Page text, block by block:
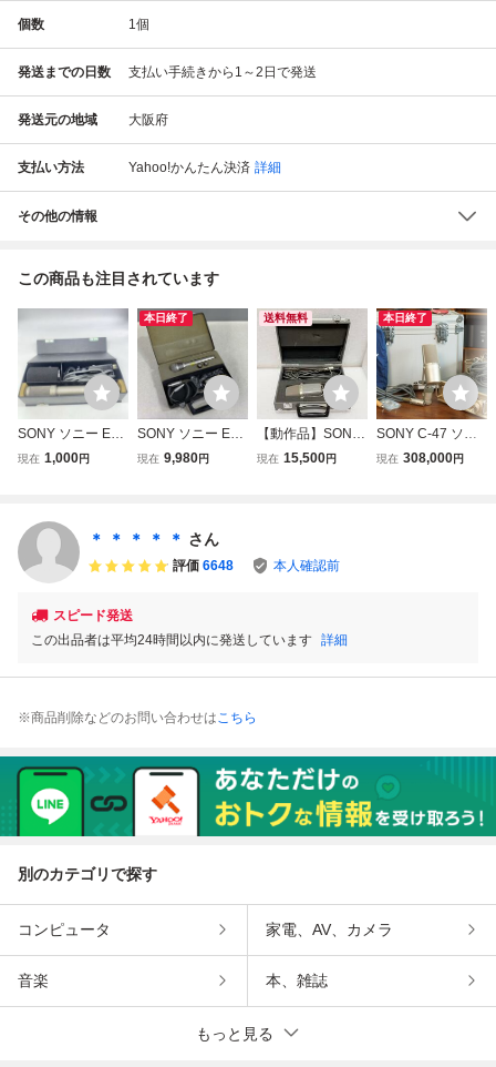
個数 1個
発送までの日数 支払い手続きから1～2日で発送
発送元の地域 大阪府
支払い方法 Yahoo!かんたん決済 詳細
その他の情報
この商品も注目されています
SONY ソニー EC
M-989 エレクトレ
現在 1,000円
本日終了
SONY ソニー EC
M-65 コンデンサ
現在 9,980円
送料無料
【動作品】SONY
C-38B コンデンサ
現在 15,500円
本日終了
SONY C-47 ソニ
ー コンデンサーマ
現在 308,000円
＊ ＊ ＊ ＊ ＊ さん
評価 6648 本人確認前
スピード発送
この出品者は平均24時間以内に発送しています 詳細
※商品削除などのお問い合わせはこちら
別のカテゴリで探す
コンピュータ 家電、AV、カメラ
音楽 本、雑誌
もっと見る